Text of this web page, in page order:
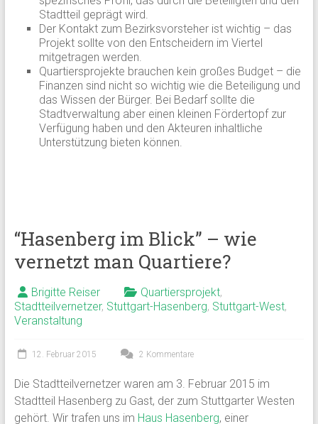
Stadtteil geprägt wird.
Der Kontakt zum Bezirksvorsteher ist wichtig – das
Projekt sollte von den Entscheidern im Viertel
mitgetragen werden.
Quartiersprojekte brauchen kein großes Budget – die
Finanzen sind nicht so wichtig wie die Beteiligung und
das Wissen der Bürger. Bei Bedarf sollte die
Stadtverwaltung aber einen kleinen Fördertopf zur
Verfügung haben und den Akteuren inhaltliche
Unterstützung bieten können.
“Hasenberg im Blick” – wie
vernetzt man Quartiere?
Brigitte Reiser Quartiersprojekt,
Stadtteilvernetzer, Stuttgart-Hasenberg, Stuttgart-West,
Veranstaltung
12. Februar 2015 2 Kommentare
Die Stadtteilvernetzer waren am 3. Februar 2015 im
Stadtteil Hasenberg zu Gast, der zum Stuttgarter Westen
gehört. Wir trafen uns im Haus Hasenberg, einer